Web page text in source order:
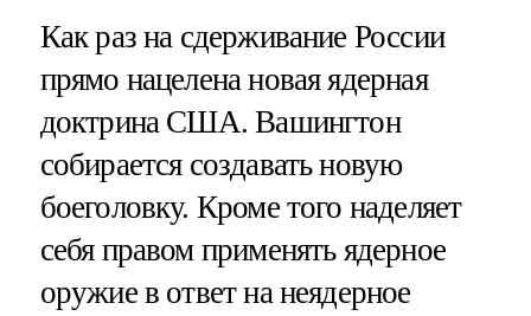
Как раз на сдерживание России
прямо нацелена новая ядерная
доктрина США. Вашингтон
собирается создавать новую
боеголовку. Кроме того наделяет
себя правом применять ядерное
оружие в ответ на неядерное